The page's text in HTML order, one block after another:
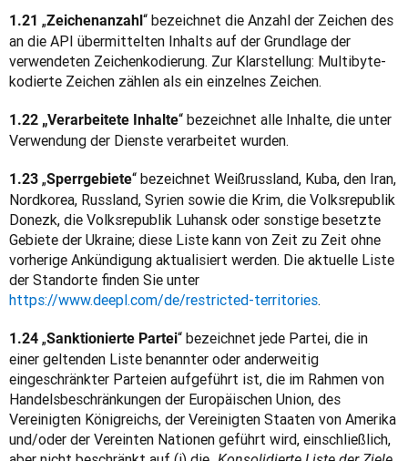
1.21 „Zeichenanzahl“ bezeichnet die Anzahl der Zeichen des
an die API übermittelten Inhalts auf der Grundlage der
verwendeten Zeichenkodierung. Zur Klarstellung: Multibyte-
kodierte Zeichen zählen als ein einzelnes Zeichen.
1.22 „Verarbeitete Inhalte“ bezeichnet alle Inhalte, die unter
Verwendung der Dienste verarbeitet wurden.
1.23 „Sperrgebiete“ bezeichnet Weißrussland, Kuba, den Iran,
Nordkorea, Russland, Syrien sowie die Krim, die Volksrepublik
Donezk, die Volksrepublik Luhansk oder sonstige besetzte
Gebiete der Ukraine; diese Liste kann von Zeit zu Zeit ohne
vorherige Ankündigung aktualisiert werden. Die aktuelle Liste
https://www.deepl.com/de/restricted-territories.
1.24 „Sanktionierte Partei“ bezeichnet jede Partei, die in
einer geltenden Liste benannter oder anderweitig
eingeschränkter Parteien aufgeführt ist, die im Rahmen von
Handelsbeschränkungen der Europäischen Union, des
Vereinigten Königreichs, der Vereinigten Staaten von Amerika
und/oder der Vereinten Nationen geführt wird, einschließlich,